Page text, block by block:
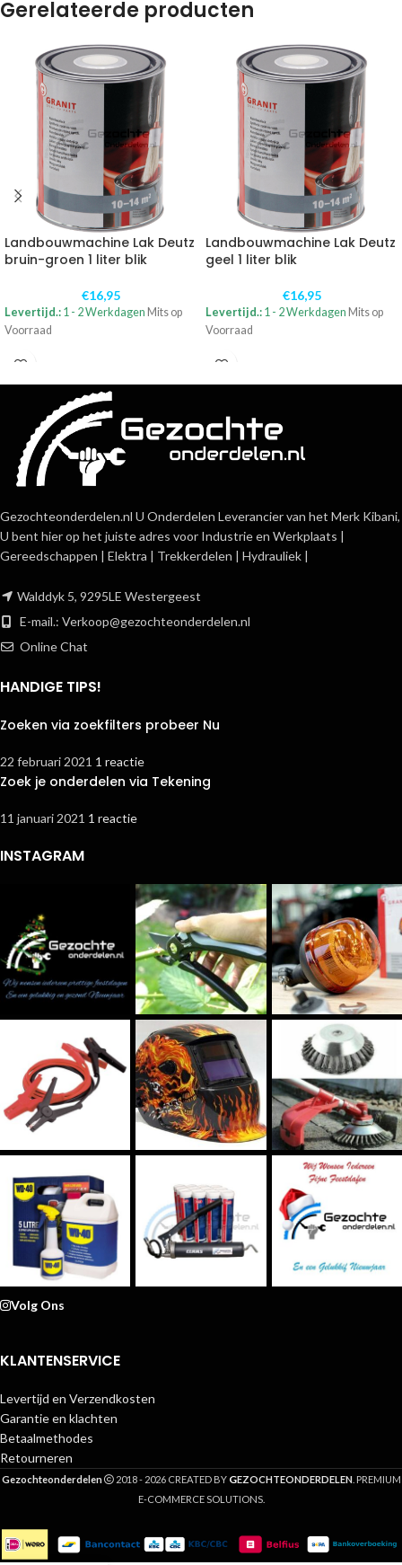
Gerelateerde producten
Landbouwmachine Lak Deutz
bruin-groen 1 liter blik
€16,95
Levertijd.: 1 - 2 Werkdagen Mits op
Voorraad
Landbouwmachine Lak Deutz
geel 1 liter blik
€16,95
Levertijd.: 1 - 2 Werkdagen Mits op
Voorraad
Gezochteonderdelen.nl U Onderdelen Leverancier van het Merk Kibani,
U bent hier op het juiste adres voor Industrie en Werkplaats |
Gereedschappen | Elektra | Trekkerdelen | Hydrauliek |
Walddyk 5, 9295LE Westergeest
E-mail.: Verkoop@gezochteonderdelen.nl
Online Chat
HANDIGE TIPS!
Zoeken via zoekfilters probeer Nu
22 februari 2021 1 reactie
Zoek je onderdelen via Tekening
11 januari 2021 1 reactie
INSTAGRAM
Volg Ons
KLANTENSERVICE
Levertijd en Verzendkosten
Garantie en klachten
Betaalmethodes
Retourneren
Gezochteonderdelen 2018 - 2026 CREATED BY GEZOCHTEONDERDELEN. PREMIUM
E-COMMERCE SOLUTIONS.